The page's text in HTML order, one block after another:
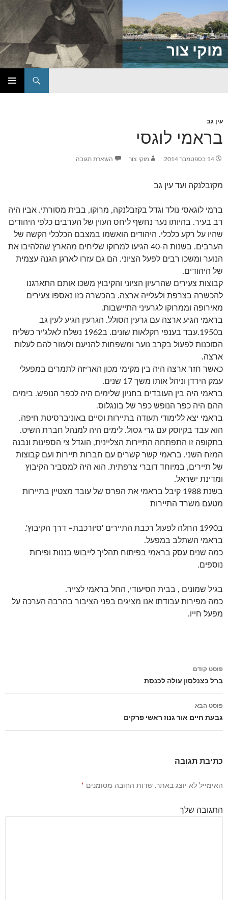
מוקי צור
עין גב
בראמי לוגסי
14 בספטמבר 2014 מוקי צור השארת תגובה
מקזבלנקה ועד עין גב
ברמי לוגאסי נולד וגדל בקזבלנקה, מרוקו, בבית מסורתי. אביו היה
רב בעיר. בהיותו נער נחשף ליחס העוין של הערבים כלפי היהודים
שהיו על רקע כלכלי. היהודים הואשמו במצבם הכלכלי הקשה של
הערבים. בשנות ה-40 הגיעו למרוקו שליחים מהארץ שהלהיבו את
הנוער ומשכו רבים לפעל הציוני. הם גם עזרו לארגן הגנה עצמית
של היהודים.
קבוצות צעירים שהרעיון הציוני והקיבוץ משכו אותם התארגנו
להכשרה בצרפת ולעלייה ארצה. בהכשרה כזו נאספו צעירים
מאירופה וממרוקו לגרעיני התיישבות.
בראמי הגיע ארצה עם גרעין הסולל. הגרעין הגיע לעין גב
ב1950.עבד בענפי חקלאות שונים. ב1962 נשלח לאלג'יר כשליח
הסוכנות לפעול בקרב נוער ומשפחות להניעם ולעזור להם לעלות
ארצה.
כאשר חזר ארצה היה בין מקימי מכון האריזה לתמרים במפעלי
עמק הירדן וניהל אותו משך 17 שנים.
בראמי היה בין העובדים בחניון שלימים היה לכפר הנופש. בימים
ההם היה כפר הנופש כפר של בונגלוס.
בראמי יצא ללימודי תעודה בתיירות וסיים באוניברסיטת חיפה.
הוא עבד בקיוסק עם גרי גסול. לימים היה למנהל חברת השיט.
בתקופה זו התפתחה התיירות הצליינית, הוגדל צי הספינות ונבנה
המזח השני. בראמי קשר קשרים עם חברות תיירות ועם קבוצות
של תיירים, במיוחד דוברי צרפתית. הוא היה למסביר הקיבוץ
ומדינת ישראל.
בשנת 1988 קיבל בראמי את הפרס של עובד מצטיין בתיירות
מטעם משרד התיירות
ב1990 החלה לפעול רכבת התיירים 'סיורכבת= דרך הקיבוץ'.
בראמי השתלב במפעל.
כמה שנים עסק בראמי בפיתוח תהליך לייבוש בננות ופירות
נוספים.
בגיל שמונים , בבית הסיעודי, החל בראמי לצייר.
כמה מפירות עבודתו אנו מציגים בפני הציבור בהרבה הערכה על
מפעל חייו.
ניווט
פוסטים
פוסט קודם
ברל כצנלסון עולה לכנסת
פוסט הבא
גבעת חיים אור גנוז ראשי פרקים
כתיבת תגובה
האימייל לא יוצג באתר. שדות החובה מסומנים *
התגובה שלך